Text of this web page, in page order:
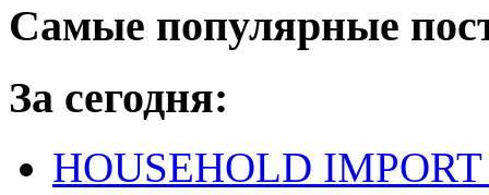
Самые популярные
За сегодня:
HOUSEHOLD